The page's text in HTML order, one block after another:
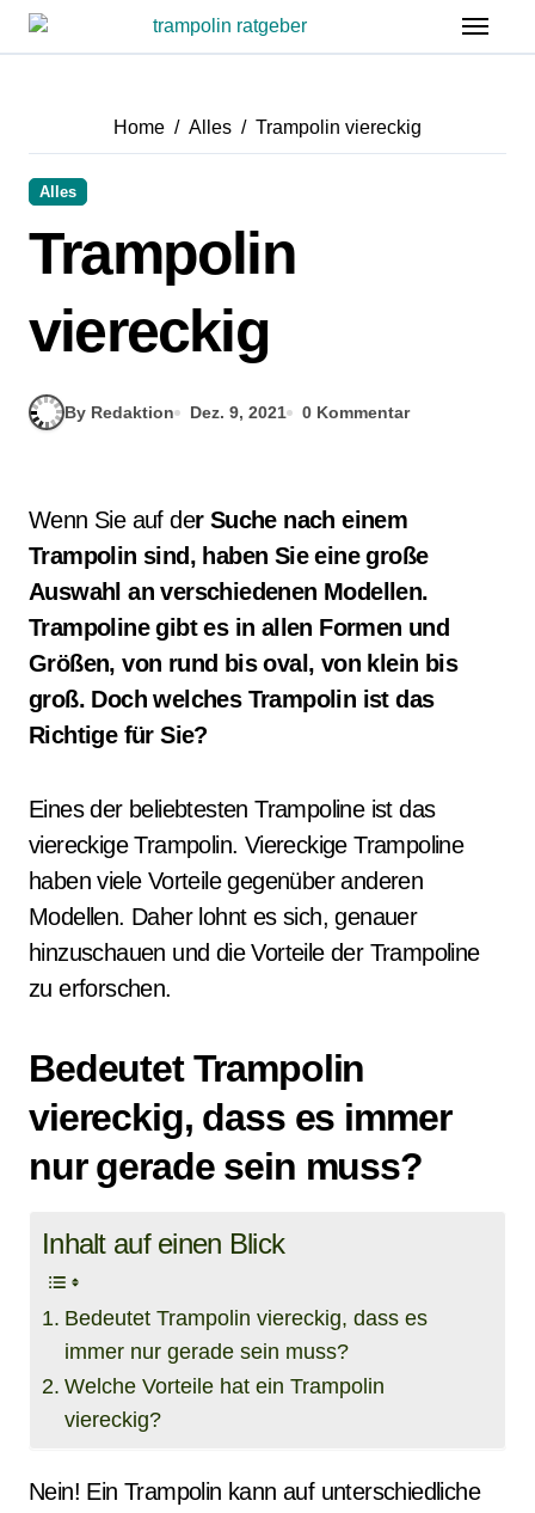
Zum
Inhalt
Home Alles Trampolin viereckig
Alles
Trampolin
viereckig
By Redaktion Dez. 9, 2021 0 Kommentar
Wenn Sie auf der Suche nach einem
Trampolin sind, haben Sie eine große
Auswahl an verschiedenen Modellen.
Trampoline gibt es in allen Formen und
Größen, von rund bis oval, von klein bis
groß. Doch welches Trampolin ist das
Richtige für Sie?
Eines der beliebtesten Trampoline ist das
viereckige Trampolin. Viereckige Trampoline
haben viele Vorteile gegenüber anderen
Modellen. Daher lohnt es sich, genauer
hinzuschauen und die Vorteile der Trampoline
zu erforschen.
Bedeutet Trampolin
viereckig, dass es immer
nur gerade sein muss?
Inhalt auf einen Blick
Bedeutet Trampolin viereckig, dass es
immer nur gerade sein muss?
Welche Vorteile hat ein Trampolin
viereckig?
Nein! Ein Trampolin kann auf unterschiedliche